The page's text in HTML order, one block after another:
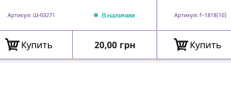
Артикул: Ш-03271 В наличии
Купить Цена
20,00 грн
Артикул: F-1818(10)
Купить